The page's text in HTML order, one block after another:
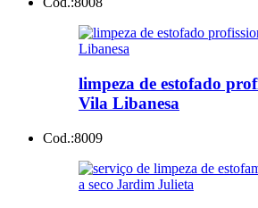
limpeza de estofado
Vila Libanesa
Cod.:8009